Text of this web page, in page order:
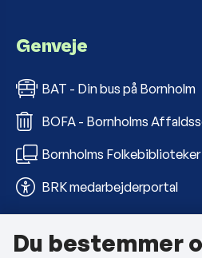
Genveje
BAT - Din bus på Bornholm
BOFA - Bornholms
Bornholms Folkebiblioteker
BRK medarbejderportal
Om kommunen
Du bestemmer